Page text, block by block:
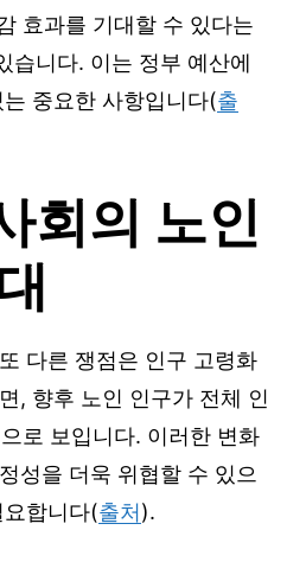
효과를 기대할 수 있다는
습니다. 이는 정부 예산에
중요한 사항입니다(출
회의 노인
다른 쟁점은 인구 고령화
, 향후 노인 인구가 전체 인
로 보입니다. 이러한 변화
성을 더욱 위협할 수 있으
합니다(출처).